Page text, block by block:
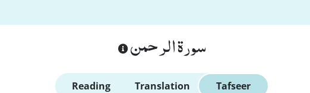
سورة الرحمن
Reading Translation Tafseer